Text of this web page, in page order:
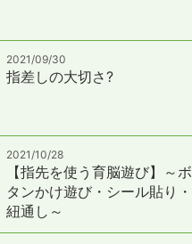
2021/09/30
指差しの大切さ?
2021/10/28
【指先を使う育脳遊び】～ボ
タンかけ遊び・シール貼り・
紐通し～